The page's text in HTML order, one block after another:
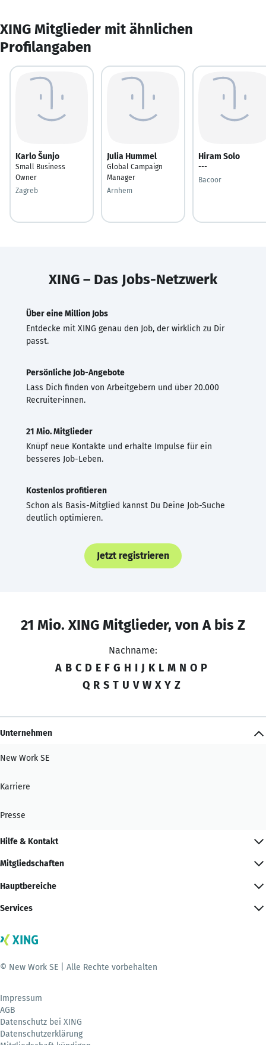
XING Mitglieder mit ähnlichen
Profilangaben
Karlo Šunjo
Small Business
Owner
Zagreb
Julia Hummel
Global Campaign
Manager
Arnhem
Hiram Solo
---
Bacoor
XING – Das Jobs-Netzwerk
Über eine Million Jobs
Entdecke mit XING genau den Job, der wirklich zu Dir
passt.
Persönliche Job-Angebote
Lass Dich finden von Arbeitgebern und über 20.000
Recruiter·innen.
21 Mio. Mitglieder
Knüpf neue Kontakte und erhalte Impulse für ein
besseres Job-Leben.
Kostenlos profitieren
Schon als Basis-Mitglied kannst Du Deine Job-Suche
deutlich optimieren.
Jetzt registrieren
21 Mio. XING Mitglieder, von A bis Z
Nachname:
A B C D E F G H I J K L M N O P
Q R S T U V W X Y Z
Unternehmen
New Work SE
Karriere
Presse
Hilfe & Kontakt
Mitgliedschaften
Hauptbereiche
Services
© New Work SE | Alle Rechte vorbehalten
Impressum
AGB
Datenschutz bei XING
Datenschutzerklärung